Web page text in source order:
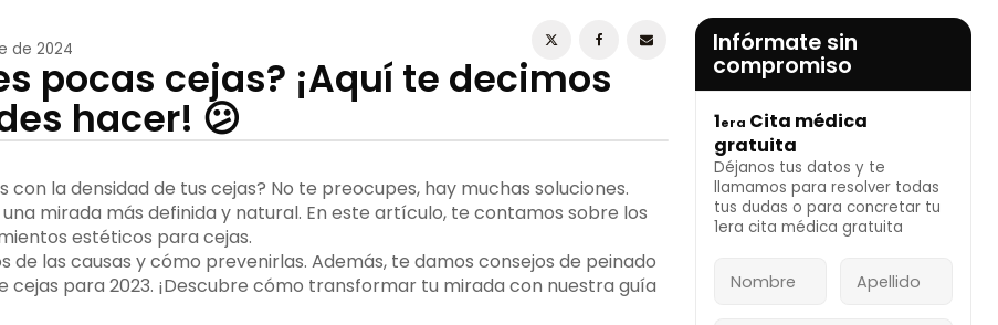
INFÓRMATE AHORA
de 2024
pocas cejas? ¡Aquí te decimos
hacer! 😕
con la densidad de tus cejas? No te preocupes, hay muchas soluciones.
mirada más definida y natural. En este artículo, te contamos sobre los
estéticos para cejas.
de las causas y cómo prevenirlas. Además, te damos consejos de peinado
cejas para 2023. ¡Descubre cómo transformar tu mirada con nuestra guía
Infórmate sin
compromiso
1era Cita médica
gratuita
Déjanos tus datos y te
llamamos para resolver todas
tus dudas o para concretar tu
1era cita médica gratuita